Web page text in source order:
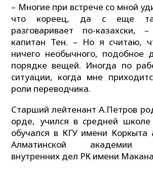
– Многие при встрече со мной
что кореец, да с еще
разговаривает по-казахски, –
капитан Тен. – Но я считаю,
ничего не­обычного, подобное
порядке вещей. Иногда по
ситуации, когда мне
роли переводчика.
Старший лейтенант А.Петров
орде, учился в средней
обучался в КГУ имени Коркыта
Алматинской академии
внутренних дел РК имени